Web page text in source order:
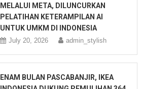
MELALUI META, DILUNCURKAN
PELATIHAN KETERAMPILAN AI
UNTUK UMKM DI INDONESIA
July 20, 2026 admin_stylish
ENAM BULAN PASCABANJIR, IKEA